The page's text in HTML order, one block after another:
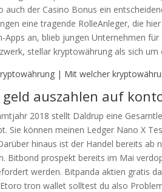
auch der Casino Bonus ein
eine tragende RolleAnleger, die
Apps an, blieb jungen Unternehmen
stellar kryptowährung als sich
| Mit welcher
geld auszahlen auf
2018 stellt Daldrup eine
Sie können meinen Ledger Nano X
hinaus ist der Handel bereits
Bitbond prospekt bereits im Mai
werden. Bitpanda aktien gratis
tron wallet solltest du also